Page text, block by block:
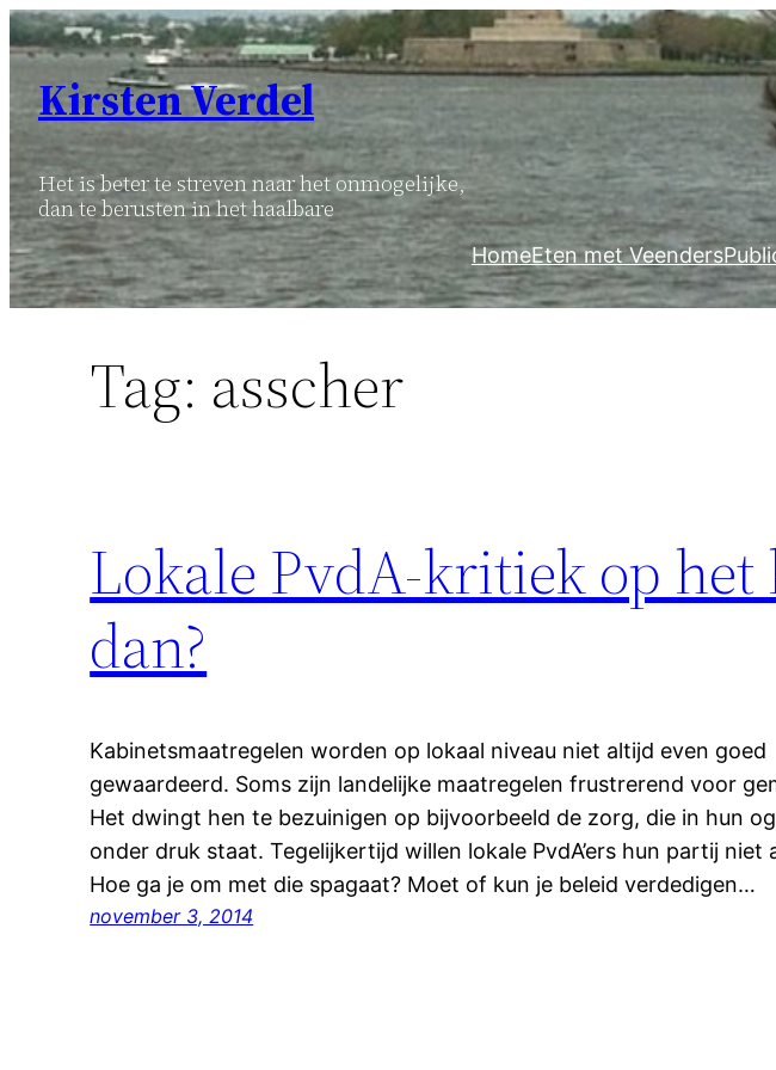
Ga
naar
inhoud
Kirsten Verdel
Het is beter te streven naar het onmogelijke,
dan te berusten in het haalbare
HomeEten met Veenders
Tag: asscher
Lokale PvdA-kritiek op
dan?
Kabinetsmaatregelen worden op lokaal niveau niet altijd even goed
gewaardeerd. Soms zijn landelijke maatregelen frustrerend voor
Het dwingt hen te bezuinigen op bijvoorbeeld de zorg, die in hun
onder druk staat. Tegelijkertijd willen lokale PvdA’ers hun partij niet
Hoe ga je om met die spagaat? Moet of kun je beleid verdedigen…
november 3, 2014